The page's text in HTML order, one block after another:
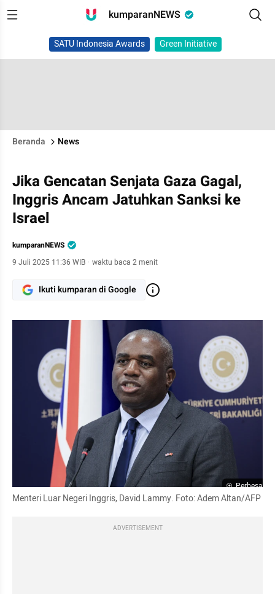
kumparanNEWS
SATU Indonesia Awards Green Initiative
Beranda News
Jika Gencatan Senjata Gaza Gagal,
Inggris Ancam Jatuhkan Sanksi ke
Israel
kumparanNEWS
9 Juli 2025 11:36 WIB · waktu baca 2 menit
Ikuti kumparan di Google
Perbesar
Menteri Luar Negeri Inggris, David Lammy. Foto: Adem Altan/AFP
ADVERTISEMENT